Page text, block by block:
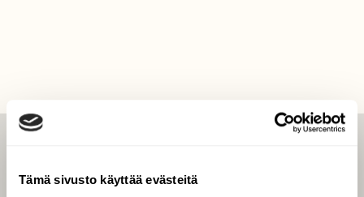
Tämä sivusto käyttää evästeitäUusin lehti